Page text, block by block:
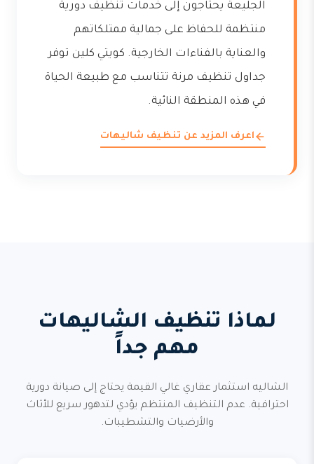
الجليعة يحتاجون إلى خدمات تنظيف دورية
منتظمة للحفاظ على جمالية ممتلكاتهم
والعناية بالفناءات الخارجية. كويتي كلين توفر
جداول تنظيف مرنة تتناسب مع طبيعة الحياة
في هذه المنطقة النائية.
اعرف المزيد عن تنظيف شاليهات
لماذا تنظيف الشاليهات
مهم جداً
الشاليه استثمار عقاري غالي القيمة يحتاج إلى صيانة دورية
احترافية. عدم التنظيف المنتظم يؤدي لتدهور سريع للأثاث
والأرضيات والتشطيبات.